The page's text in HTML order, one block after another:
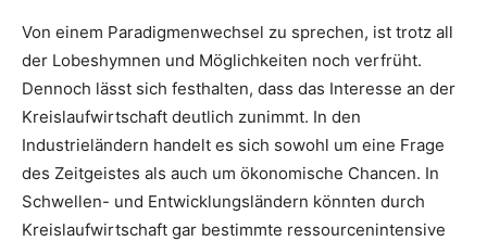
Von einem Paradigmenwechsel zu sprechen, ist trotz all
der Lobeshymnen und Möglichkeiten noch verfrüht.
Dennoch lässt sich festhalten, dass das Interesse an der
Kreislaufwirtschaft deutlich zunimmt. In den
Industrieländern handelt es sich sowohl um eine Frage
des Zeitgeistes als auch um ökonomische Chancen. In
Schwellen- und Entwicklungsländern könnten durch
Kreislaufwirtschaft gar bestimmte ressourcenintensive